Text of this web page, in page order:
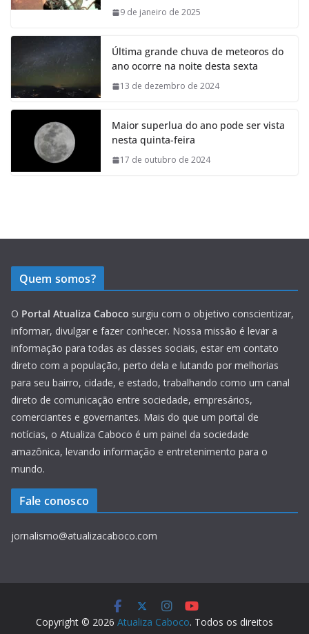
9 de janeiro de 2025
Última grande chuva de meteoros do
ano ocorre na noite desta sexta
13 de dezembro de 2024
Maior superlua do ano pode ser vista
nesta quinta-feira
17 de outubro de 2024
Quem somos?
O Portal Atualiza Caboco surgiu com o objetivo conscientizar,
informar, divulgar e fazer conhecer. Nossa missão é levar a
informação para todas as classes sociais, estar em contato
direto com a população, perto dela e lutando por melhorias
para seu bairro, cidade, e estado, trabalhando como um canal
direto de comunicação entre sociedade, empresários,
comerciantes e governantes. Mais do que um portal de
notícias, o Atualiza Caboco é um painel da sociedade
amazônica, levando informação e entretenimento para o
mundo.
Fale conosco
jornalismo@atualizacaboco.com
Copyright © 2026 Atualiza Caboco. Todos os direitos